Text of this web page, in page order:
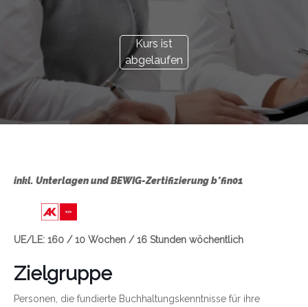
Kurs ist
abgelaufen
inkl. Unterlagen und BEWIG-Zertifizierung b*fin01
UE/LE: 160 / 10 Wochen / 16 Stunden wöchentlich
Zielgruppe
Personen, die fundierte Buchhaltungskenntnisse für ihre